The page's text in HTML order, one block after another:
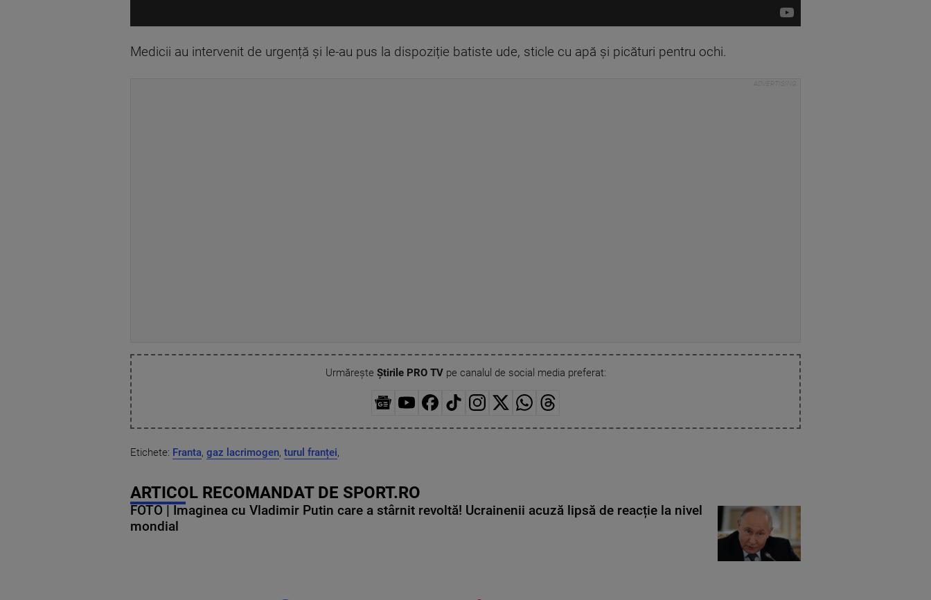
Medicii au intervenit de urgență și le-au pus la dispoziție batiste ude, sticle cu apă și picături pentru ochi.
Urmărește Știrile PRO TVpe canalul de social media preferat:
Etichete: Franta, gaz lacrimogen, turul franței,
ARTICOL RECOMANDAT DE SPORT.RO
FOTO | Imaginea cu Vladimir Putin care a stârnit revoltă! Ucrainenii acuză lipsă de reacție la nivel
mondial